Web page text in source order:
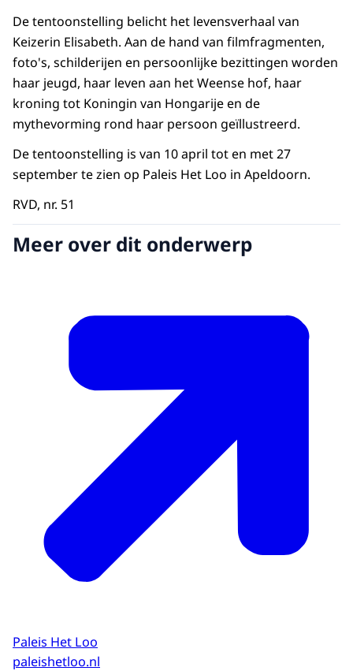
De tentoonstelling belicht het levensverhaal van
Keizerin Elisabeth. Aan de hand van filmfragmenten,
foto's, schilderijen en persoonlijke bezittingen worden
haar jeugd, haar leven aan het Weense hof, haar
kroning tot Koningin van Hongarije en de
mythevorming rond haar persoon geïllustreerd.
De tentoonstelling is van 10 april tot en met 27
september te zien op Paleis Het Loo in Apeldoorn.
RVD, nr. 51
Meer over dit onderwerp
Paleis Het Loo
paleishetloo.nl